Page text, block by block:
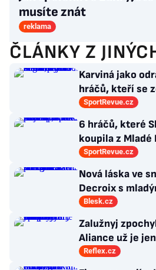
musíte znát
reklama
ČLÁNKY Z
Karviná jako
hráčů, kteří se
probili k
SportRevue.cz
6 hráčů, které
koupila z Mladé
po přestupu do
SportRevue.cz
Nová láska ve
Decroix s
bazénu pod
Blesk.cz
Zalužnyj
Aliance už je
řídí ji staré
Reflex.cz